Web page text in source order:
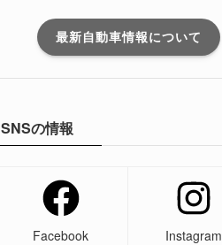
最新自動車情報について
SNSの情報
Facebook Instagram